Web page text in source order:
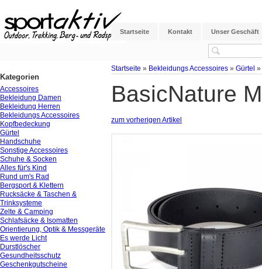
Startseite Kontakt Unser Geschäft
Startseite » Bekleidungs Accessoires » Gürtel »
BasicNature
zum vorherigen Artikel
Kategorien
Accessoires
Bekleidung Damen
Bekleidung Herren
Bekleidungs Accessoires
Kopfbedeckung
Gürtel
Handschuhe
Sonstige Accessoires
Schuhe & Socken
Alles für's Kind
Rund um's Rad
Bergsport & Klettern
Rucksäcke & Taschen &
Trinksysteme
Zelte & Camping
Schlafsäcke & Isomatten
Orientierung, Optik & Messgeräte
Es werde Licht
Durstlöscher
Gesundheitsschutz
Geschenkgutscheine